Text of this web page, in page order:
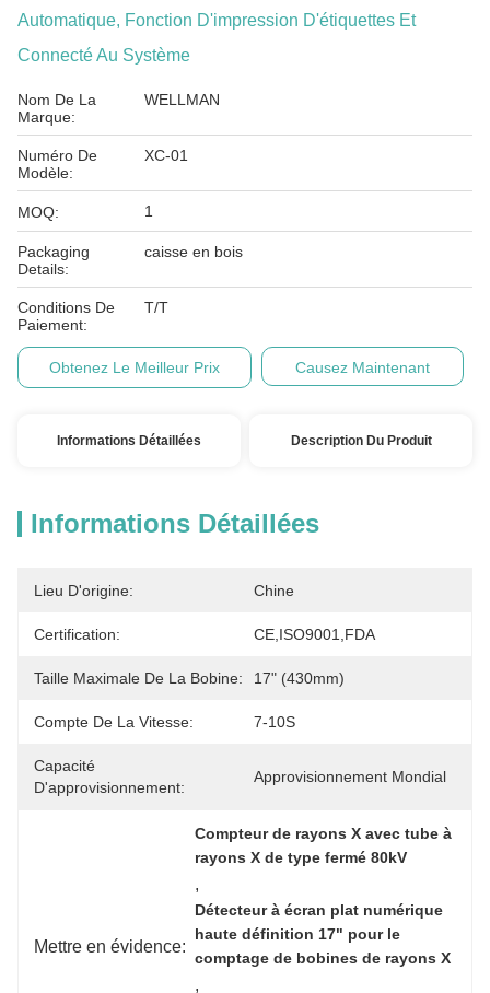
Automatique, Fonction D'impression D'étiquettes Et
Connecté Au Système
Nom De La
Marque:
WELLMAN
Numéro De
Modèle:
XC-01
MOQ: 1
Packaging
Details:
caisse en bois
Conditions De
Paiement:
T/T
Obtenez Le Meilleur Prix Causez Maintenant
Informations Détaillées Description Du Produit
Informations Détaillées
Lieu D'origine: Chine
Certification: CE,ISO9001,FDA
Taille Maximale De La Bobine: 17" (430mm)
Compte De La Vitesse: 7-10S
Capacité
D'approvisionnement:
Approvisionnement Mondial
Mettre en évidence:
Compteur de rayons X avec tube à
rayons X de type fermé 80kV
,
Détecteur à écran plat numérique
haute définition 17" pour le
comptage de bobines de rayons X
,